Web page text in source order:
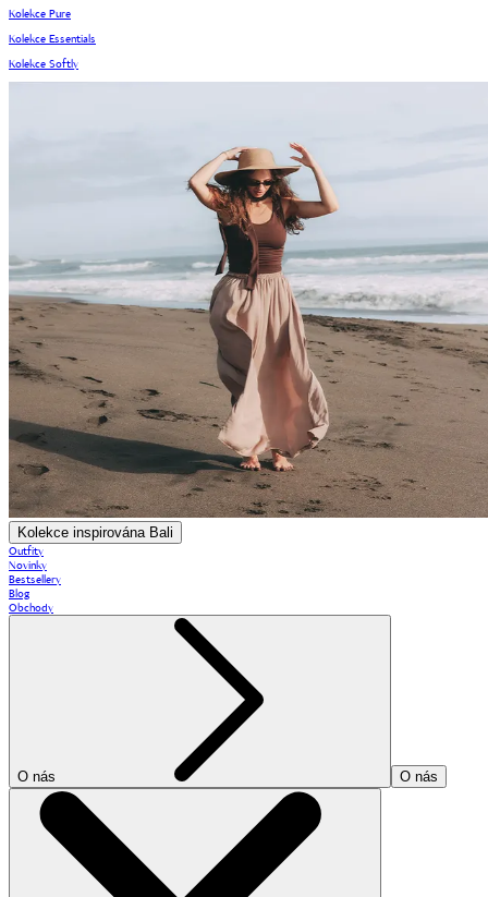
Kolekce Pure
Kolekce Essentials
Kolekce Softly
Kolekce inspirována Bali
Outfity
Novinky
Bestsellery
Blog
Obchody
O nás O nás